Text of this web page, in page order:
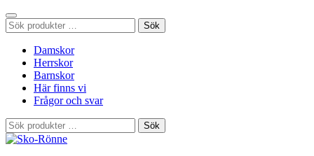
Sök
efter:
Sök
Damskor
Herrskor
Barnskor
Här finns vi
Frågor och svar
Sök
efter:
Sök